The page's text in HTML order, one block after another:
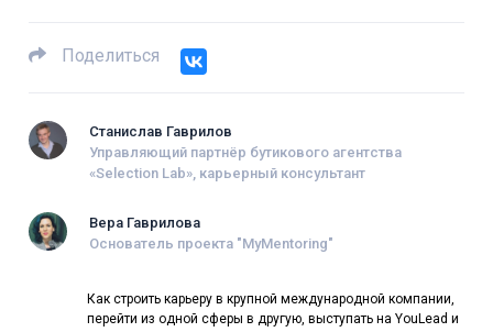
Поделиться
Станислав Гаврилов
Управляющий партнёр бутикового агентства
«Selection Lab», карьерный консультант
Вера Гаврилова
Основатель проекта "MyMentoring"
Как строить карьеру в крупной международной компании,
перейти из одной сферы в другую, выступать на YouLead и